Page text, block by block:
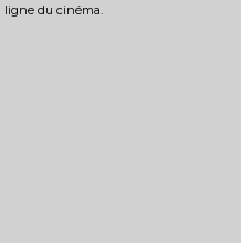
ligne du cinéma.